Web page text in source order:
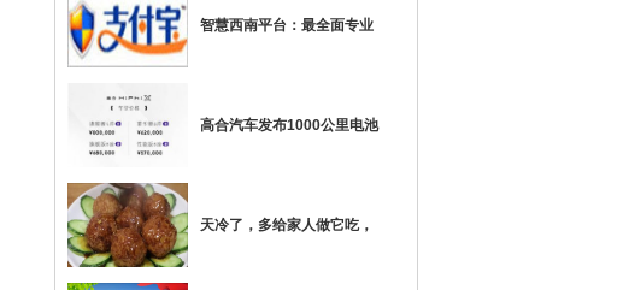
智慧西南平台：最全面专业
高合汽车发布1000公里电池
天冷了，多给家人做它吃，